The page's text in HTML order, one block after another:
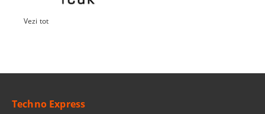
Vezi tot
Techno Express